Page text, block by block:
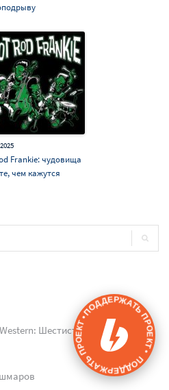
Frankie: чудовища
чем кажутся
Шестиструнное хобби
ПОДДЕРЖАТЬ ПРОЕКТ • ПОДДЕРЖАТЬ ПРОЕКТ •